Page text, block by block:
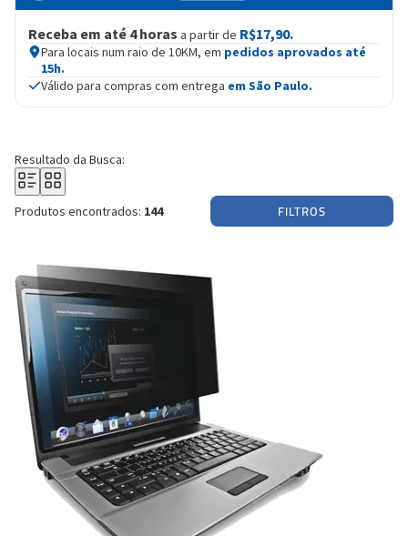
Receba em até 4 horas a partir de R$17,90.
Para locais num raio de 10KM, em pedidos aprovados até
15h.
Válido para compras com entrega em São Paulo.
Resultado da Busca:
Produtos encontrados: 144 FILTROS